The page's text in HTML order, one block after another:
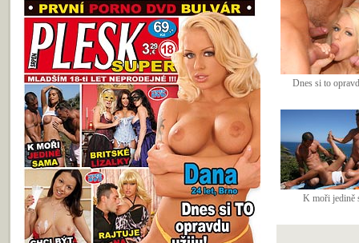
Dnes si to
K moři jedině